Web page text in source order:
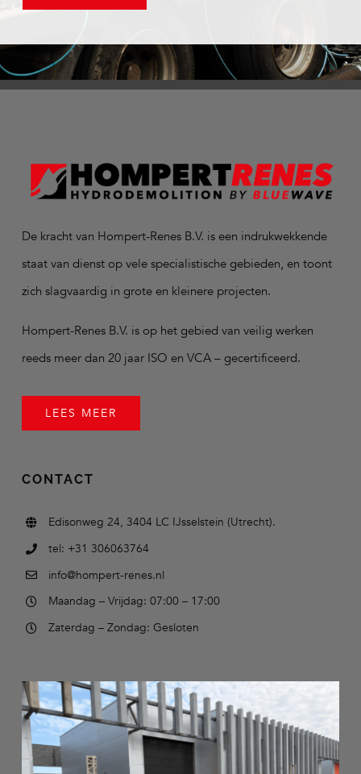
De kracht van Hompert-Renes B.V. is een indrukwekkende
staat van dienst op vele specialistische gebieden, en toont
zich slagvaardig in grote en kleinere projecten.
Hompert-Renes B.V. is op het gebied van veilig werken
reeds meer dan 20 jaar ISO en VCA – gecertificeerd.
LEES MEER
CONTACT
Edisonweg 24, 3404 LC IJsselstein (Utrecht).
tel: +31 306063764
info@hompert-renes.nl
Maandag – Vrijdag: 07:00 – 17:00
Zaterdag – Zondag: Gesloten